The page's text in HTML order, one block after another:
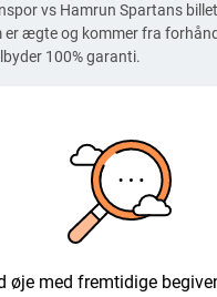
vs Hamrun Spartans
er ægte og kommer fra
100% garanti.
øje med fremtidige